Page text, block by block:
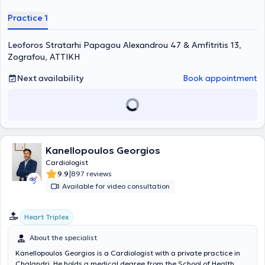
Anargyroi" and in Cardiology at the Cardiology Clinic of the Nursing
conducted stress tests in the Nuclear Medicine Department of the
Cardiology Athens, where she is also the Head of the Ultrasound
Practice 1
Leoforos Stratarhi Papagou Alexandrou 47 & Amfitritis 13,
Zografou, ΑΤΤΙΚΗ
Next availability
Book appointment
Kanellopoulos Georgios
Cardiologist
9.9|897 reviews
Available for video consultation
Heart Triplex
About the specialist
Kanellopoulos Georgios is a Cardiologist with a private practice in